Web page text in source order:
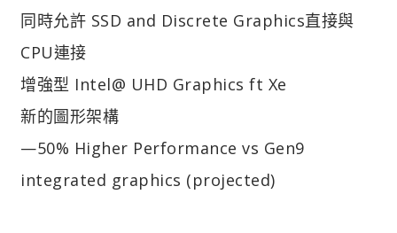
同時允許 SSD and Discrete Graphics直接與
CPU連接
增強型 Intel@ UHD Graphics ft Xe
新的圖形架構
—50% Higher Performance vs Gen9
integrated graphics (projected)